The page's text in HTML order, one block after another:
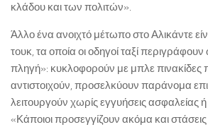
κλάδου και των πολιτών».
Άλλο ένα ανοιχτό μέτωπο στο Αλικάντε
τουκ, τα οποία οι οδηγοί ταξί
πληγή»: κυκλοφορούν με μπλε πινακίδες
αντιστοιχούν, προσελκύουν παράνομα
λειτουργούν χωρίς εγγυήσεις ασφαλείας
«Κάποιοι προσεγγίζουν ακόμα και